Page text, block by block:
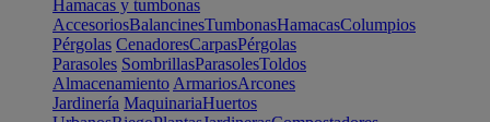
Hamacas y tumbonas
AccesoriosBalancinesTumbonasHamacasColumpios
Pérgolas CenadoresCarpasPérgolas
Parasoles SombrillasParasolesToldos
Almacenamiento ArmariosArcones
Jardinería MaquinariaHuertos